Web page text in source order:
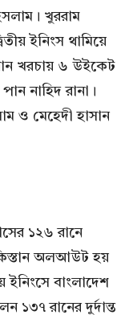
খুররাম
ইনিংস থামিয়ে
খরচায় ৬ উইকেট
নাহিদ রানা।
ও মেহেদী হাসান
১২৬ রানে
অলআউট হয়
ইনিংসে বাংলাদেশ
১৩৭ রানের দুর্দান্ত